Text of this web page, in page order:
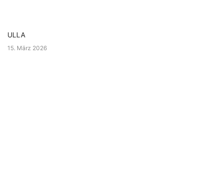
ULLA
15. März 2026